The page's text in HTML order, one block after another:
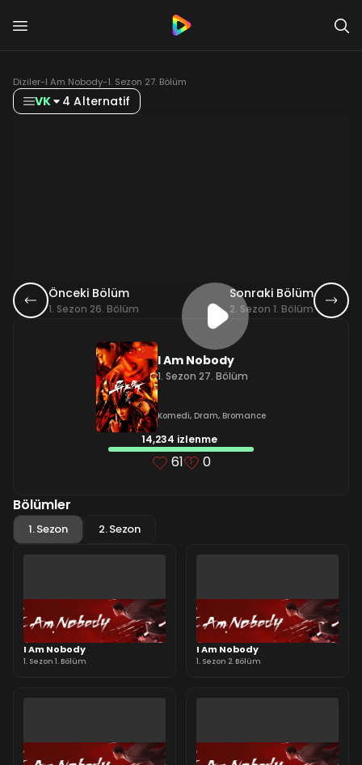
Diziler-I Am Nobody-1. Sezon 27. Bölüm
VK 4 Alternatif
Önceki Bölüm
1. Sezon 26. Bölüm
Sonraki Bölüm
2. Sezon 1. Bölüm
I Am Nobody
1. Sezon 27. Bölüm
Komedi, Dram, Bromance
14,234 izlenme
61 0
Bölümler
1. Sezon 2. Sezon
I Am Nobody
1. Sezon 1. Bölüm
I Am Nobody
1. Sezon 2. Bölüm